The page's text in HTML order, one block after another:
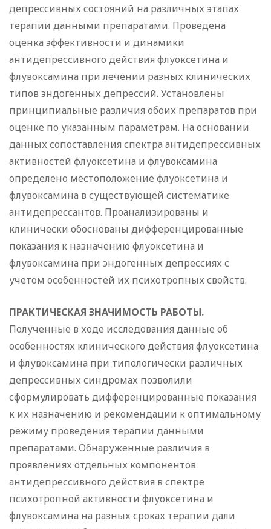
депрессивных состояний на различных этапах
терапии данными препаратами. Проведена
оценка эффективности и динамики
антидепрессивного действия флуоксетина и
флувоксамина при лечении разных клинических
типов эндогенных депрессий. Установлены
принципиальные различия обоих препаратов при
оценке по указанным параметрам. На основании
данных сопоставления спектра антидепрессивных
активностей флуоксетина и флувоксамина
определено местоположение флуоксетина и
флувоксамина в существующей систематике
антидепрессантов. Проанализированы и
клинически обоснованы дифференцированные
показания к назначению флуоксетина и
флувоксамина при эндогенных депрессиях с
учетом особенностей их психотропных свойств.
ПРАКТИЧЕСКАЯ ЗНАЧИМОСТЬ РАБОТЫ.
Полученные в ходе исследования данные об
особенностях клинического действия флуоксетина
и флувоксамина при типологически различных
депрессивных синдромах позволили
сформулировать дифференцированные показания
к их назначению и рекомендации к оптимальному
режиму проведения терапии данными
препаратами. Обнаруженные различия в
проявлениях отдельных компонентов
антидепрессивного действия в спектре
психотропной активности флуоксетина и
флувоксамина на разных сроках терапии дали